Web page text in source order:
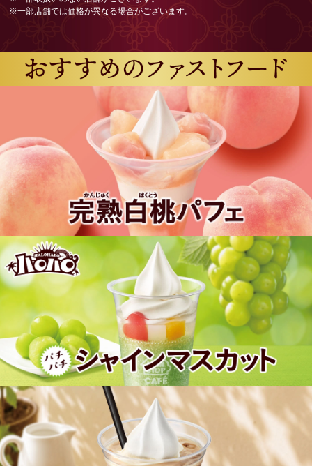
※一部店舗では価格が異なる場合がございます。